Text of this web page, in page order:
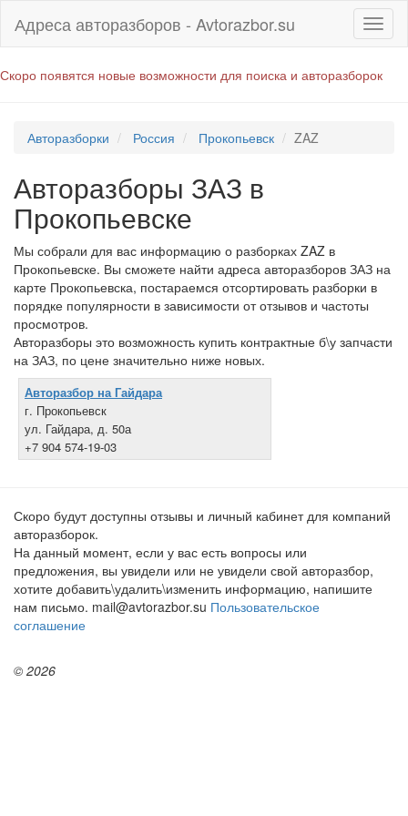
Адреса авторазборов - Avtorazbor.su
Скоро появятся новые возможности для поиска и авторазборок
Авторазборки Россия Прокопьевск ZAZ
Авторазборы ЗАЗ в
Прокопьевске
Мы собрали для вас информацию о разборках ZAZ в
Прокопьевске. Вы сможете найти адреса авторазборов ЗАЗ на
карте Прокопьевска, постараемся отсортировать разборки в
порядке популярности в зависимости от отзывов и частоты
просмотров.
Авторазборы это возможность купить контрактные б\у запчасти
на ЗАЗ, по цене значительно ниже новых.
Авторазбор на Гайдара
г. Прокопьевск
ул. Гайдара, д. 50а
+7 904 574-19-03
Скоро будут доступны отзывы и личный кабинет для компаний
авторазборок.
На данный момент, если у вас есть вопросы или
предложения, вы увидели или не увидели свой авторазбор,
хотите добавить\удалить\изменить информацию, напишите
нам письмо. mail@avtorazbor.su Пользовательское
соглашение
© 2026